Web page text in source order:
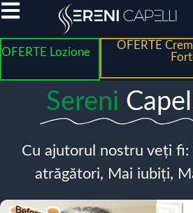
OFERTE Lozione
OFERTE
Sereni
Cu ajutorul nostru veți
atrăgători, Mai iubiți,